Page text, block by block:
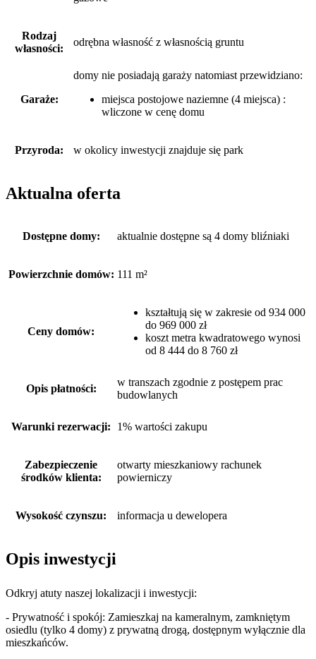
Rodzaj
własności:
odrębna własność z własnością gruntu
Garaże:
domy nie posiadają garaży natomiast przewidziano:
miejsca postojowe naziemne (4 miejsca) :
wliczone w cenę domu
Przyroda: w okolicy inwestycji znajduje się park
Aktualna oferta
Dostępne domy: aktualnie dostępne są 4 domy bliźniaki
Powierzchnie domów: 111 m²
Ceny domów:
kształtują się w zakresie od 934 000
do 969 000 zł
koszt metra kwadratowego wynosi
od 8 444 do 8 760 zł
Opis płatności:
w transzach zgodnie z postępem prac
budowlanych
Warunki rezerwacji: 1% wartości zakupu
Zabezpieczenie
środków klienta:
otwarty mieszkaniowy rachunek
powierniczy
Wysokość czynszu: informacja u dewelopera
Opis inwestycji
Odkryj atuty naszej lokalizacji i inwestycji:
- Prywatność i spokój: Zamieszkaj na kameralnym, zamkniętym
osiedlu (tylko 4 domy) z prywatną drogą, dostępnym wyłącznie dla
mieszkańców.